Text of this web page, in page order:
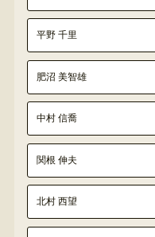
平野 千里
肥沼 美智雄
中村 信喬
関根 伸夫
北村 西望